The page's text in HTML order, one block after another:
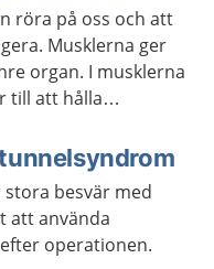
röra på oss och att
Musklerna ger
organ. I musklerna
till att hålla
besvär med
att använda
operationen.